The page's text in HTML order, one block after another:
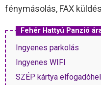
fénymásolás, FAX küldés
Fehér Hattyú Panzió
Ingyenes parkolás
Ingyenes WIFI
SZÉP kártya